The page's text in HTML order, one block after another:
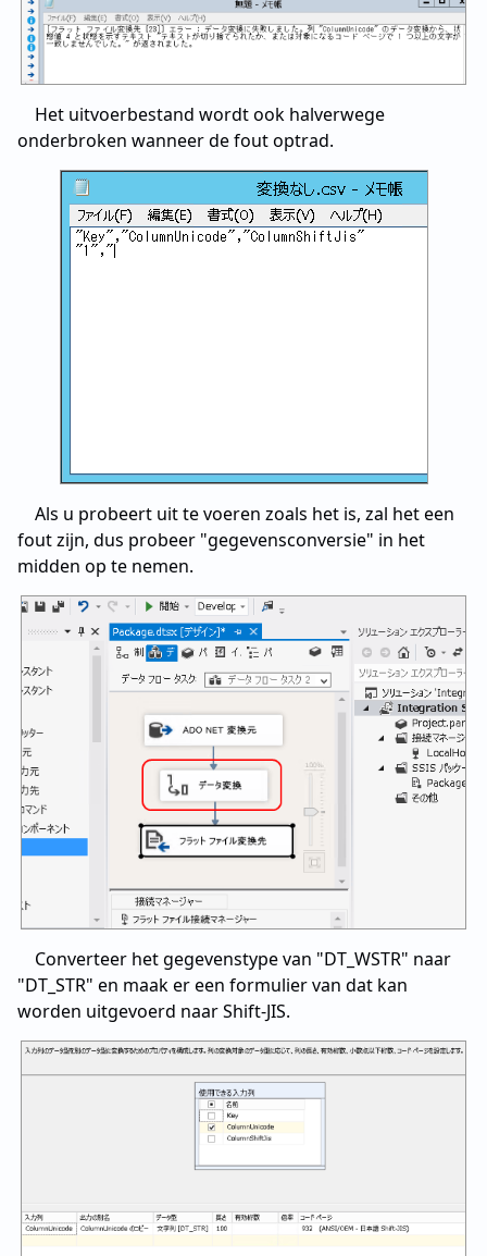
Het uitvoerbestand wordt ook halverwege
onderbroken wanneer de fout optrad.
Als u probeert uit te voeren zoals het is, zal het een
fout zijn, dus probeer "gegevensconversie" in het
midden op te nemen.
Converteer het gegevenstype van "DT_WSTR" naar
"DT_STR" en maak er een formulier van dat kan
worden uitgevoerd naar Shift-JIS.